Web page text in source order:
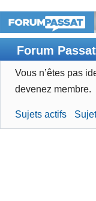
Forum Passat
Accueil
Devenir
Vous n’êtes pas
devenez membre.
Sujets actifs